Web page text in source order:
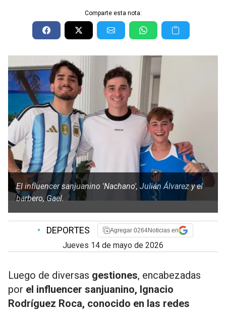
Comparte esta nota:
El influencer sanjuanino 'Nachano', Julián Álvarez y el
barbero, Gael.
• DEPORTES Agregar 0264Noticias en
jueves 14 de mayo de 2026
Luego de diversas gestiones, encabezadas
por el influencer sanjuanino, Ignacio
Rodríguez Roca, conocido en las redes